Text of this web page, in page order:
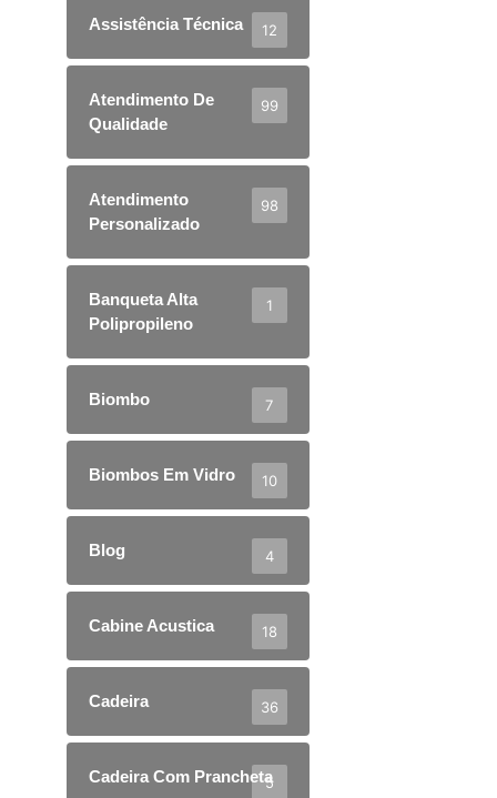
Assistência Técnica 12
Atendimento De
Qualidade
99
Atendimento
Personalizado
98
Banqueta Alta
Polipropileno
1
Biombo 7
Biombos Em Vidro 10
Blog 4
Cabine Acustica 18
Cadeira 36
Cadeira Com Prancheta
5